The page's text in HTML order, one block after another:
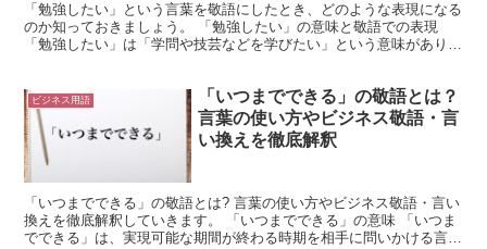
「勉強したい」という言葉を敬語にしたとき、どのような表現になる
のか知っておきましょう。 「勉強したい」の意味と敬語での表現
「勉強したい」は「学問や技芸などを学びたい」という意味がありま
ビジネス用語
「いつまでできる」の敬語とは？
言葉の使い方やビジネス敬語・言
い換えを徹底解釈
「いつまでできる」の敬語とは? 言葉の使い方やビジネス敬語・言い
換えを徹底解釈していきます。 「いつまでできる」の意味 「いつま
でできる」は、実現可能な期間が終わる時期を相手に問いかける言葉